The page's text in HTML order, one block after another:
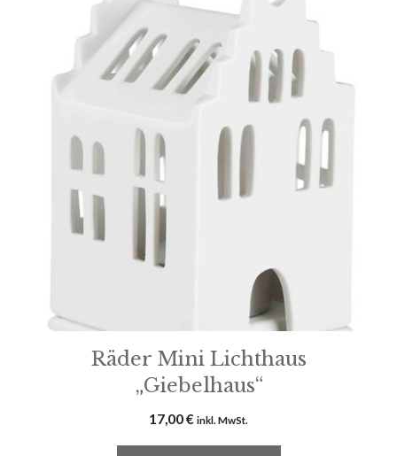
Räder Mini Lichthaus
„Giebelhaus“
17,00€ inkl. MwSt.